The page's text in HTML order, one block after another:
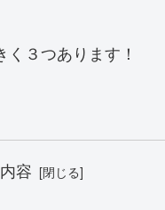
３つあります！
容